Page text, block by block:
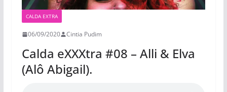
CALDA EXTRA
06/09/2020 Cintia Pudim
Calda eXXXtra #08 – Alli & Elva
(Alô Abigail).